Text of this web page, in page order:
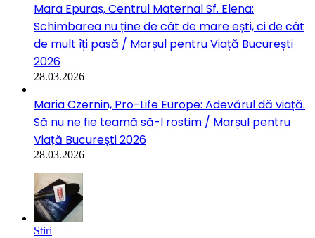
Mara Epuraș, Centrul Maternal Sf. Elena:
Schimbarea nu ține de cât de mare ești, ci de cât
de mult îți pasă / Marșul pentru Viață București
2026
28.03.2026
Maria Czernin, Pro-Life Europe: Adevărul dă viață.
Să nu ne fie teamă să-l rostim / Marșul pentru
Viață București 2026
28.03.2026
Stiri